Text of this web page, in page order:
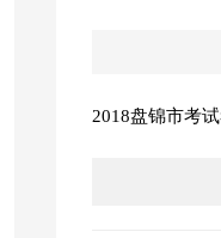
2018盘锦市考